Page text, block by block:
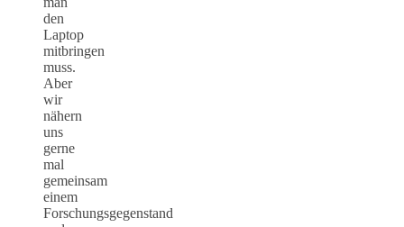
den
Laptop
mitbringen
muss.
Aber
wir
nähern
uns
gerne
mal
gemeinsam
einem
Forschungsgegenstand